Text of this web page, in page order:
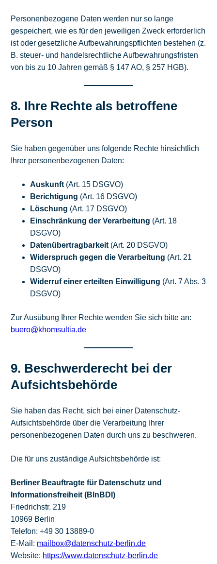
Personenbezogene Daten werden nur so lange
gespeichert, wie es für den jeweiligen Zweck erforderlich
ist oder gesetzliche Aufbewahrungspflichten bestehen (z.
B. steuer- und handelsrechtliche Aufbewahrungsfristen
von bis zu 10 Jahren gemäß § 147 AO, § 257 HGB).
8. Ihre Rechte als betroffene
Person
Sie haben gegenüber uns folgende Rechte hinsichtlich
Ihrer personenbezogenen Daten:
Auskunft (Art. 15 DSGVO)
Berichtigung (Art. 16 DSGVO)
Löschung (Art. 17 DSGVO)
Einschränkung der Verarbeitung (Art. 18
DSGVO)
Datenübertragbarkeit (Art. 20 DSGVO)
Widerspruch gegen die Verarbeitung (Art. 21
DSGVO)
Widerruf einer erteilten Einwilligung (Art. 7 Abs. 3
DSGVO)
Zur Ausübung Ihrer Rechte wenden Sie sich bitte an:
buero@khomsultia.de
9. Beschwerderecht bei der
Aufsichtsbehörde
Sie haben das Recht, sich bei einer Datenschutz-
Aufsichtsbehörde über die Verarbeitung Ihrer
personenbezogenen Daten durch uns zu beschweren.
Die für uns zuständige Aufsichtsbehörde ist:
Berliner Beauftragte für Datenschutz und
Informationsfreiheit (BlnBDI)
Friedrichstr. 219
10969 Berlin
Telefon: +49 30 13889-0
E-Mail: mailbox@datenschutz-berlin.de
Website: https://www.datenschutz-berlin.de